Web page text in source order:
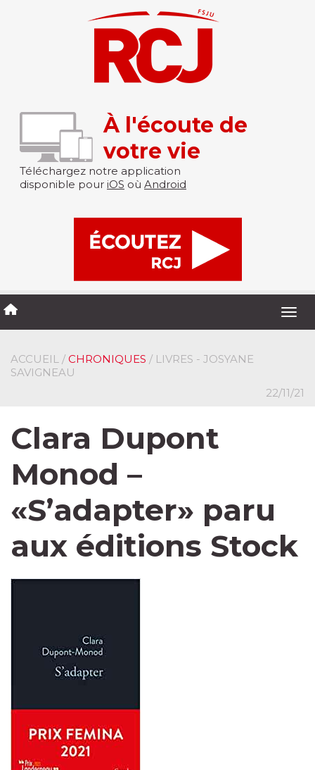
À l'écoute de
votre vie
Téléchargez notre application
disponible pour iOS où Android
ACCUEIL / CHRONIQUES / LIVRES - JOSYANE
SAVIGNEAU
22/11/21
Clara Dupont
Monod –
«S’adapter» paru
aux éditions Stock